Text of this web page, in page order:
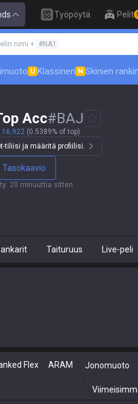
Työpöytä Pelit
summoneria
nimi + #NA1
U Klassinen N Skinien
Acc#BAJ
16,922 (0.5389% of top)
tiliisi ja määritä profiilisi.
Tasokaavio
: 20 minuuttia sitten
Taituruus Live-peli
Flex ARAM Jonomuoto